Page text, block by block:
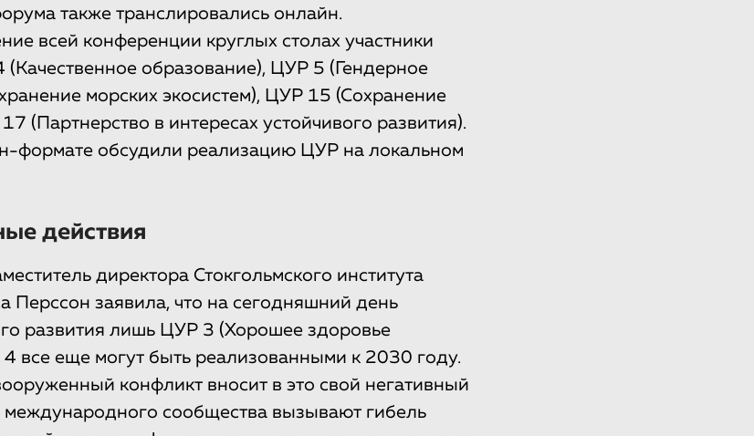
также транслировались онлайн.
всей конференции круглых столах участники
образование), ЦУР 5 (Гендерное
морских экосистем), ЦУР 15 (Сохранение
(Партнерство в интересах устойчивого развития).
формате обсудили реализацию ЦУР на локальном
действия
директора Стокгольмского института
заявила, что на сегодняшний день
развития лишь ЦУР 3 (Хорошее здоровье
все еще могут быть реализованными к 2030 году.
конфликт вносит в это свой негативный
международного сообщества вызывают гибель